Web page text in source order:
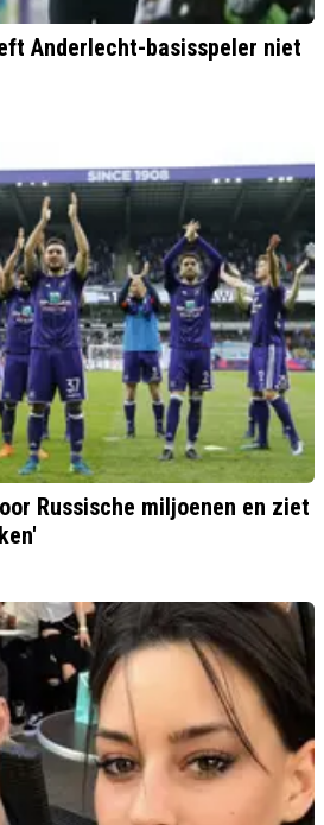
Anderlecht-basisspeler niet
Russische miljoenen en ziet